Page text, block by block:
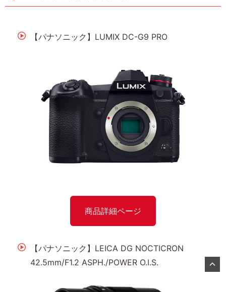
【パナソニック】LUMIX DC-G9 PRO
商品詳細ページ
【パナソニック】LEICA DG NOCTICRON
42.5mm/F1.2 ASPH./POWER O.I.S.